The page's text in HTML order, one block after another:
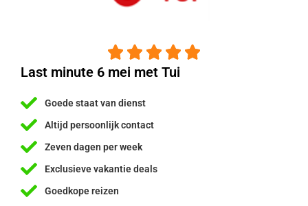
    
Last minute 6 mei met Tui
Goede staat van dienst
Altijd persoonlijk contact
Zeven dagen per week
Exclusieve vakantie deals
Goedkope reizen